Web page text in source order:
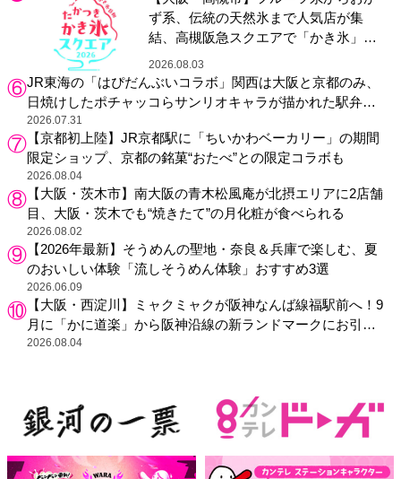
ず系、伝統の天然氷まで人気店が集
結、高槻阪急スクエアで「かき氷」祭
り
2026.08.03
JR東海の「はぴだんぶいコラボ」関西は大阪と京都のみ、
日焼けしたポチャッコらサンリオキャラが描かれた駅弁や
グッズが登場
2026.07.31
【京都初上陸】JR京都駅に「ちいかわベーカリー」の期間
限定ショップ、京都の銘菓“おたべ”との限定コラボも
2026.08.04
【大阪・茨木市】南大阪の青木松風庵が北摂エリアに2店舗
目、大阪・茨木でも“焼きたて”の月化粧が食べられる
2026.08.02
【2026年最新】そうめんの聖地・奈良＆兵庫で楽しむ、夏
のおいしい体験「流しそうめん体験」おすすめ3選
2026.06.09
【大阪・西淀川】ミャクミャクが阪神なんば線福駅前へ！9
月に「かに道楽」から阪神沿線の新ランドマークにお引っ
越し
2026.08.04